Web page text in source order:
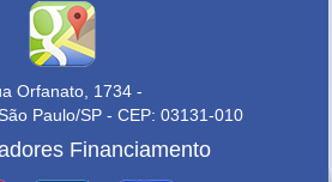
Orfanato, 1734 -
Paulo/SP - CEP: 03131-010
Financiamento